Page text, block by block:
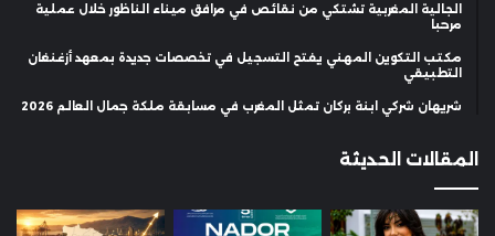
الجالية المغربية تشتكي من نقائص في مرافق ميناء الناظور خلال عملية
مرحبا
مكتب التكوين المهني يفتح التسجيل في تخصصات جديدة بمعهد أزغنغان
التطبيقي
شريهان شركي ابنة بركان تمثل المغرب في مسابقة ملكة جمال العالم 2026
المقالات الحديثة